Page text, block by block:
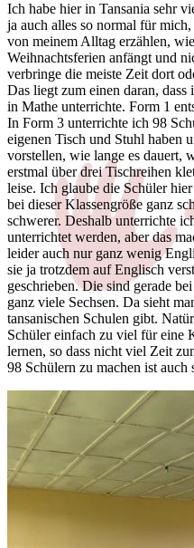
Ich habe hier in Tansania sehr
ja auch alles so normal für
von meinem Alltag erzählen,
Weihnachtsferien anfängt und
verbringe die meiste Zeit dort
Das liegt zum einen daran,
in Mathe unterrichte. Form 1
In Form 3 unterrichte ich 98
eigenen Tisch und Stuhl haben
vorstellen, wie lange es dauert,
erstmal über drei Tischreihen
leise. Ich glaube die Schüler
bei dieser Klassengröße ganz
schwerer. Deshalb unterrichte
unterrichtet werden, aber das
leider auch nur ganz wenig
sie ja trotzdem auf Englisch
geschrieben. Die sind gerade
ganz viele Sechsen. Da sieht
tansanischen Schulen gibt.
Schüler einfach zu viel für eine
lernen, so dass nicht viel Zeit
98 Schülern zu machen ist auch